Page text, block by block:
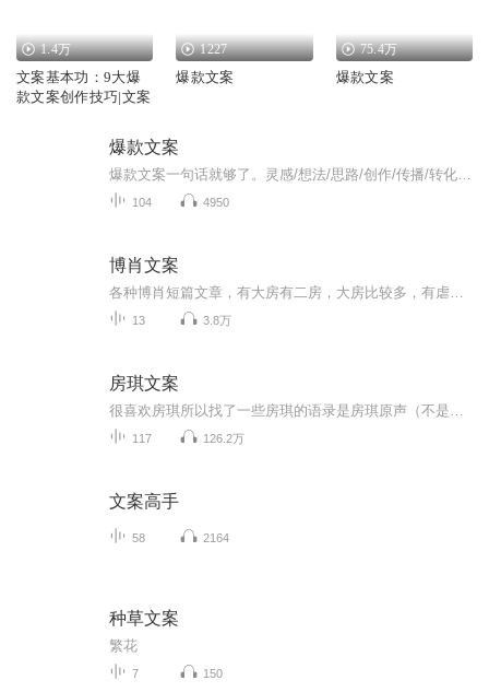
1.4万
文案基本功：9大爆
款文案创作技巧|文案
1227
爆款文案
75.4万
爆款文案
爆款文案
104 4950
博肖文案
13 3.8万
房琪文案
117 126.2万
文案高手
58 2164
种草文案
繁花
7 150